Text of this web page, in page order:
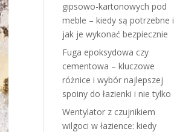
gipsowo-kartonowych pod
meble – kiedy są potrzebne i
jak je wykonać bezpiecznie
Fuga epoksydowa czy
cementowa – kluczowe
różnice i wybór najlepszej
spoiny do łazienki i nie tylko
Wentylator z czujnikiem
wilgoci w łazience: kiedy